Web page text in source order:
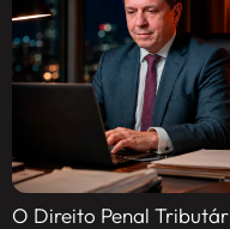
O Direito Penal